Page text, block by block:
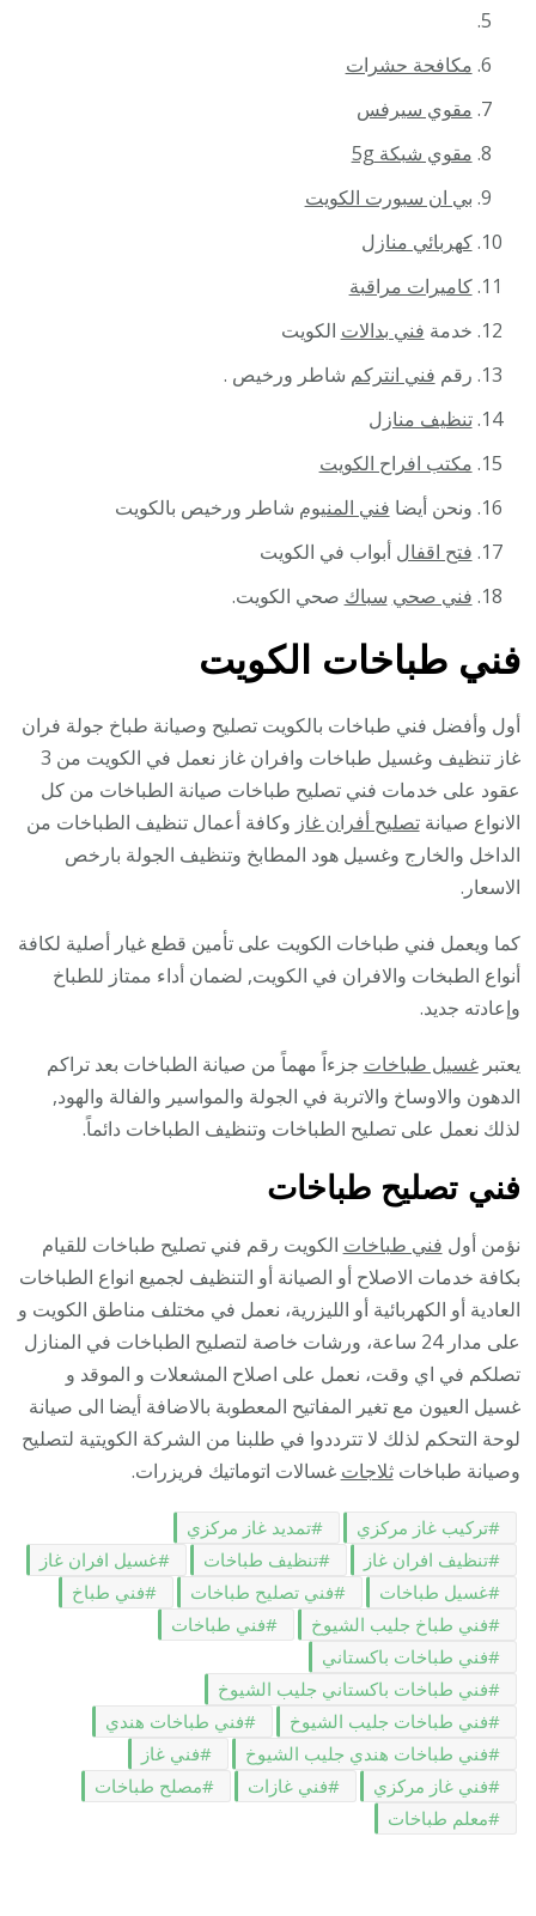
مكافحة حشرات
مقوي سيرفس
مقوي شبكة 5g
بي ان سبورت الكويت
كهربائي منازل
كاميرات مراقبة
خدمة فني بدالات الكويت
رقم فني انتركم شاطر ورخيص .
تنظيف منازل
مكتب افراح الكويت
ونحن أيضا فني المنيوم شاطر ورخيص بالكويت
فتح اقفال أبواب في الكويت
فني صحي سباك صحي الكويت.
فني طباخات الكويت
أول وأفضل فني طباخات بالكويت تصليح وصيانة طباخ جولة فران
غاز تنظيف وغسيل طباخات وافران غاز نعمل في الكويت من 3
عقود على خدمات فني تصليح طباخات صيانة الطباخات من كل
الانواع صيانةتصليح أفران غاز وكافة أعمال تنظيف الطباخات من
الداخل والخارج وغسيل هود المطابخ وتنظيف الجولة بارخص
الاسعار.
كما ويعمل فني طباخات الكويت على تأمين قطع غيار أصلية لكافة
أنواع الطبخات والافران في الكويت, لضمان أداء ممتاز للطباخ
وإعادته جديد.
يعتبرغسيل طباخات جزءاً مهماً من صيانة الطباخات بعد تراكم
الدهون والاوساخ والاتربة في الجولة والمواسير والفالة والهود,
لذلك نعمل على تصليح الطباخات وتنظيف الطباخات دائماً.
فني تصليح طباخات
نؤمن أول فني طباخات الكويت رقم فني تصليح طباخات للقيام
بكافة خدمات الاصلاح أو الصيانة أو التنظيف لجميع انواع الطباخات
العادية أو الكهربائية أو الليزرية، نعمل في مختلف مناطق الكويت و
على مدار 24 ساعة، ورشات خاصة لتصليح الطباخات في المنازل
تصلكم في اي وقت، نعمل على اصلاح المشعلات و الموقد و
غسيل العيون مع تغير المفاتيح المعطوبة بالاضافة أيضا الى صيانة
لوحة التحكم لذلك لا تترددوا في طلبنا من الشركة الكويتية لتصليح
وصيانة طباخاتثلاجات غسالات اتوماتيك فريزرات.
تركيب غاز مركزي
تمديد غاز مركزي
تنظيف افران غاز
تنظيف طباخات
غسيل افران غاز
غسيل طباخات
فني تصليح طباخات
فني طباخ
فني طباخ جليب الشيوخ
فني طباخات
فني طباخات باكستاني
فني طباخات باكستاني جليب الشيوخ
فني طباخات جليب الشيوخ
فني طباخات هندي
فني طباخات هندي جليب الشيوخ
فني غاز
فني غاز مركزي
فني غازات
مصلح طباخات
معلم طباخات